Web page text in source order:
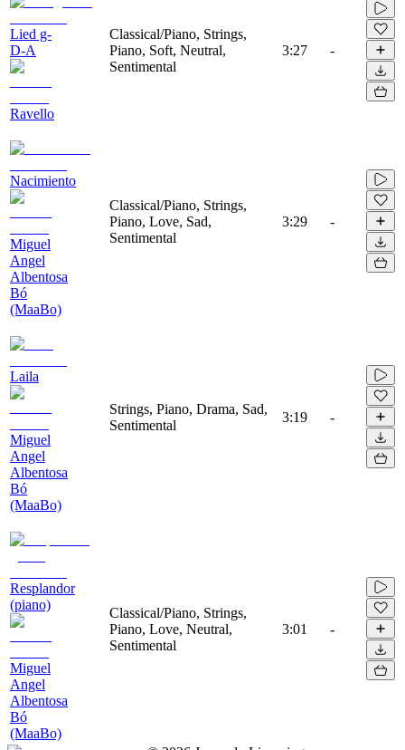
Lied g-
D-A
Ravello
Classical/Piano, Strings,
Piano, Soft, Neutral,
Sentimental
3:27 -
Nacimiento
Miguel
Angel
Albentosa
Bó
(MaaBo)
Classical/Piano, Strings,
Piano, Love, Sad,
Sentimental
3:29 -
Laila
Miguel
Angel
Albentosa
Bó
(MaaBo)
Strings, Piano, Drama, Sad,
Sentimental
3:19 -
Resplandor
(piano)
Miguel
Angel
Albentosa
Bó
(MaaBo)
Classical/Piano, Strings,
Piano, Love, Neutral,
Sentimental
3:01 -